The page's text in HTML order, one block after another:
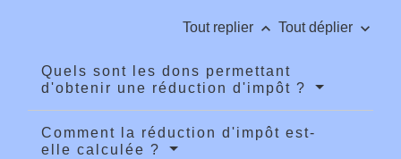
Tout replier keyboard_arrow_up Tout déplier keyboard_arrow_down
Quels sont les dons permettant
d'obtenir une réduction d'impôt ?
Comment la réduction d'impôt est-
elle calculée ?